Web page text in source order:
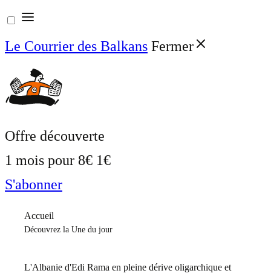
Aller
au
contenu
Le Courrier des Balkans Fermer
Offre découverte
1 mois pour 8€ 1€
S'abonner
Accueil
Découvrez la Une du jour
L'Albanie d'Edi Rama en pleine dérive oligarchique et